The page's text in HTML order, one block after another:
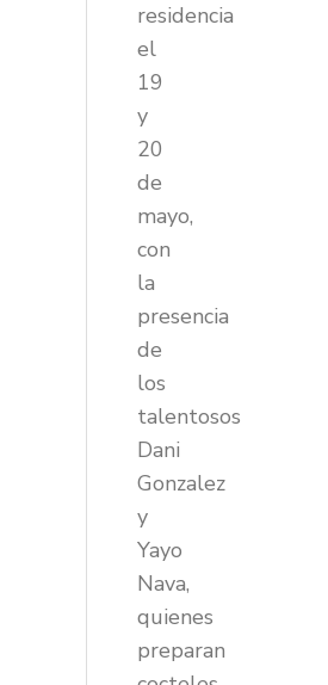
residencia
el
19
y
20
de
mayo,
con
la
presencia
de
los
talentosos
Dani
Gonzalez
y
Yayo
Nava,
quienes
preparan